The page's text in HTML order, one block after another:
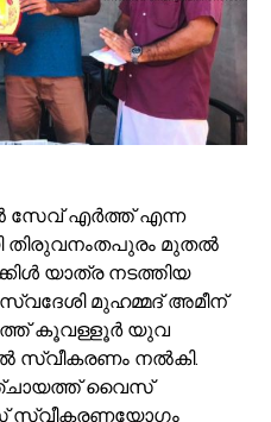
സേവ് എർത്ത് എന്ന
തിരുവനംതപുരം മുതൽ
യാത്ര നടത്തിയ
മുഹമ്മദ് അമീന്
കൂവള്ളൂർ യുവ
സ്വീകരണം നൽകി.
വൈസ്
സ്വീകരണയോഗം